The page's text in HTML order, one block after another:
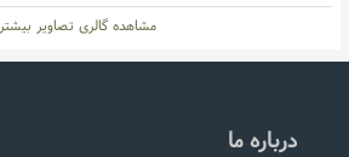
مشاهده گالری تصاویر بیشتر
درباره ما